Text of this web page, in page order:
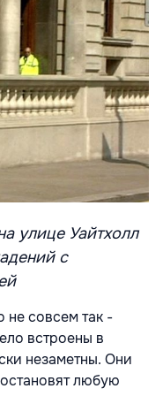
улице Уайтхолл
с
не совсем так -
встроены в
незаметны. Они
любую